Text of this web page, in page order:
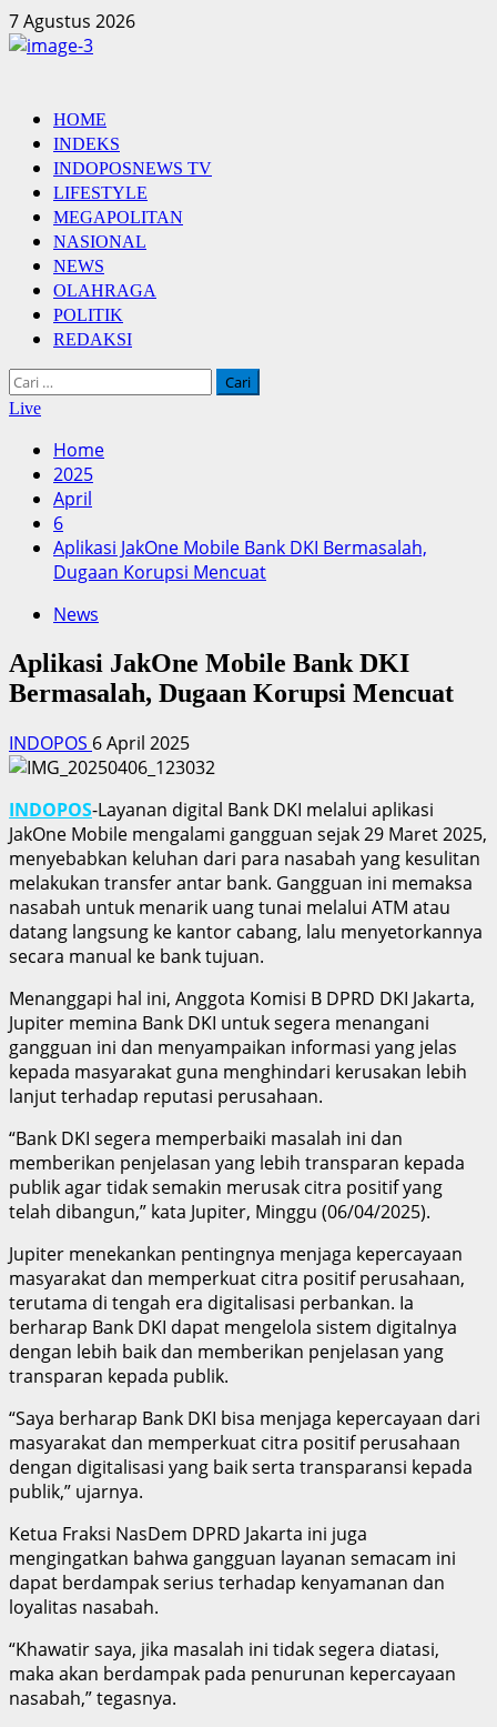
Skip
to
7 Agustus 2026
Primary
Menu
HOME
INDEKS
INDOPOSNEWS TV
LIFESTYLE
MEGAPOLITAN
NASIONAL
NEWS
OLAHRAGA
POLITIK
REDAKSI
Cari
untuk:
Live
Home
2025
April
6
Aplikasi JakOne Mobile Bank DKI Bermasalah,
Dugaan Korupsi Mencuat
News
Aplikasi JakOne Mobile Bank DKI
Bermasalah, Dugaan Korupsi Mencuat
INDOPOS 6 April 2025
INDOPOS-Layanan digital Bank DKI melalui aplikasi
JakOne Mobile mengalami gangguan sejak 29 Maret 2025,
menyebabkan keluhan dari para nasabah yang kesulitan
melakukan transfer antar bank. Gangguan ini memaksa
nasabah untuk menarik uang tunai melalui ATM atau
datang langsung ke kantor cabang, lalu menyetorkannya
secara manual ke bank tujuan.
Menanggapi hal ini, Anggota Komisi B DPRD DKI Jakarta,
Jupiter memina Bank DKI untuk segera menangani
gangguan ini dan menyampaikan informasi yang jelas
kepada masyarakat guna menghindari kerusakan lebih
lanjut terhadap reputasi perusahaan.
“Bank DKI segera memperbaiki masalah ini dan
memberikan penjelasan yang lebih transparan kepada
publik agar tidak semakin merusak citra positif yang
telah dibangun,” kata Jupiter, Minggu (06/04/2025).
Jupiter menekankan pentingnya menjaga kepercayaan
masyarakat dan memperkuat citra positif perusahaan,
terutama di tengah era digitalisasi perbankan. Ia
berharap Bank DKI dapat mengelola sistem digitalnya
dengan lebih baik dan memberikan penjelasan yang
transparan kepada publik.
“Saya berharap Bank DKI bisa menjaga kepercayaan dari
masyarakat dan memperkuat citra positif perusahaan
dengan digitalisasi yang baik serta transparansi kepada
publik,” ujarnya.
Ketua Fraksi NasDem DPRD Jakarta ini juga
mengingatkan bahwa gangguan layanan semacam ini
dapat berdampak serius terhadap kenyamanan dan
loyalitas nasabah.
“Khawatir saya, jika masalah ini tidak segera diatasi,
maka akan berdampak pada penurunan kepercayaan
nasabah,” tegasnya.